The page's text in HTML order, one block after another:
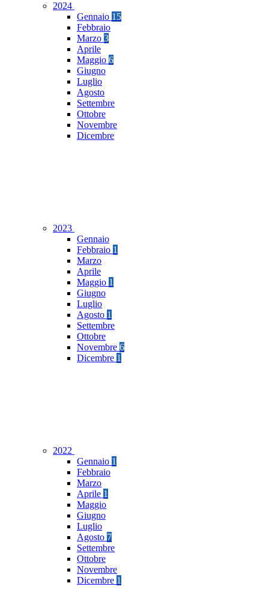
2024
Gennaio 15
Febbraio
Marzo 3
Aprile
Maggio 6
Giugno
Luglio
Agosto
Settembre
Ottobre
Novembre
Dicembre
2023
Gennaio
Febbraio 1
Marzo
Aprile
Maggio 1
Giugno
Luglio
Agosto 1
Settembre
Ottobre
Novembre 6
Dicembre 1
2022
Gennaio 1
Febbraio
Marzo
Aprile 1
Maggio
Giugno
Luglio
Agosto 7
Settembre
Ottobre
Novembre
Dicembre 1